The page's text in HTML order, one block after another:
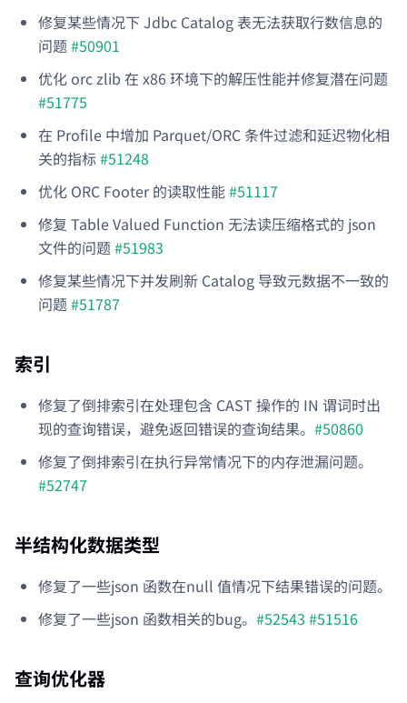
修复某些情况下 Jdbc Catalog 表无法获取行数信息的
问题#50901
优化 orc zlib 在 x86 环境下的解压性能并修复潜在问题
#51775
在 Profile 中增加 Parquet/ORC 条件过滤和延迟物化相
关的指标#51248
优化 ORC Footer 的读取性能#51117
修复 Table Valued Function 无法读压缩格式的 json
文件的问题#51983
修复某些情况下并发刷新 Catalog 导致元数据不一致的
问题#51787
索引
修复了倒排索引在处理包含 CAST 操作的 IN 谓词时出
现的查询错误，避免返回错误的查询结果。 #50860
修复了倒排索引在执行异常情况下的内存泄漏问题。
#52747
半结构化数据类型
修复了一些json 函数在null 值情况下结果错误的问题。
修复了一些json 函数相关的bug。 #52543 #51516
查询优化器